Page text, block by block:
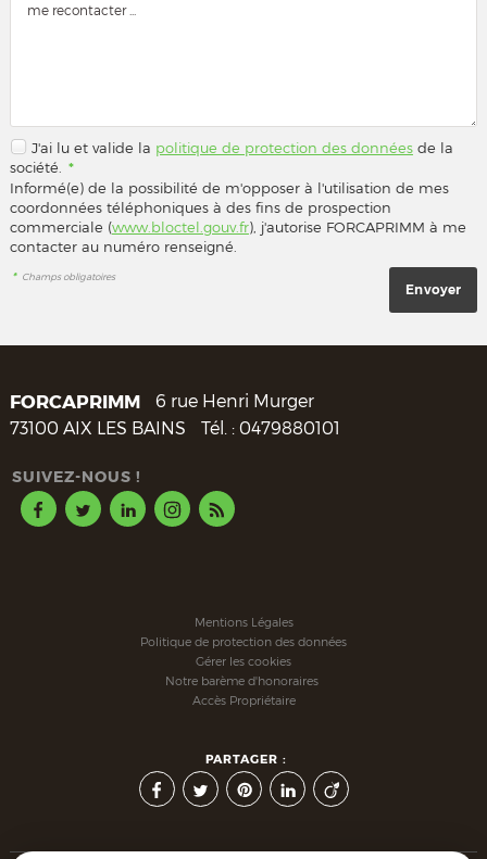
J'ai lu et valide la politique de protection des donnéesde la
société.
*
Informé(e) de la possibilité de m'opposer à l'utilisation de mes
coordonnées téléphoniques à des fins de prospection
commerciale (www.bloctel.gouv.fr), j'autorise FORCAPRIMM à me
contacter au numéro renseigné.
* Champs obligatoires
FORCAPRIMM
6 rue Henri Murger
73100 AIX LES BAINS Tél. : 0479880101
SUIVEZ-NOUS !
Mentions Légales
Politique de protection des données
Gérer les cookies
Notre barème d'honoraires
Accès Propriétaire
PARTAGER :